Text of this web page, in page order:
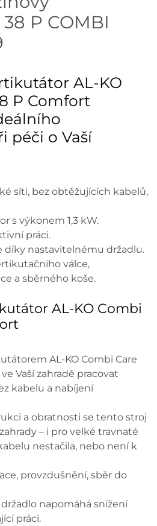
P COMBI
AL-KO
P Comfort
péči o Vaší
síti, bez obtěžujících kabelů,
s výkonem 1,3 kW.
práci.
díky nastavitelnému držadlu.
válce,
a sběrného koše.
AL-KO Combi
AL-KO Combi Care
Vaší zahradě pracovat
kabelu a nabíjení
a obratnosti se tento stroj
– i pro velké travnaté
nestačila, nebo není k
provzdušnění, sběr do
napomáhá snížení
práci.